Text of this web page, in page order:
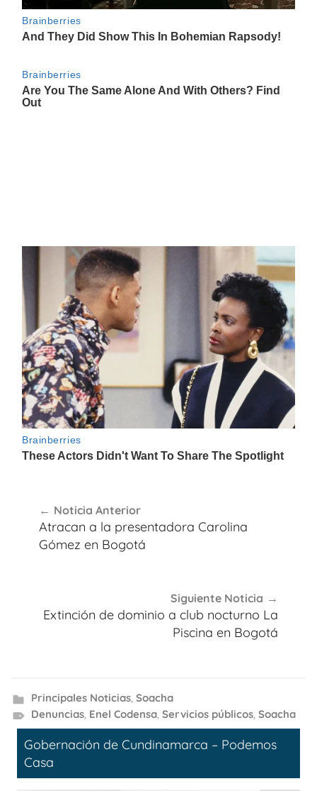
de
entradas
Noticia Anterior
Atracan a la presentadora Carolina
Gómez en Bogotá
Siguiente Noticia
Extinción de dominio a club nocturno La
Piscina en Bogotá
Principales Noticias, Soacha
Denuncias, Enel Codensa, Servicios públicos, Soacha
Gobernación de Cundinamarca – Podemos
Casa